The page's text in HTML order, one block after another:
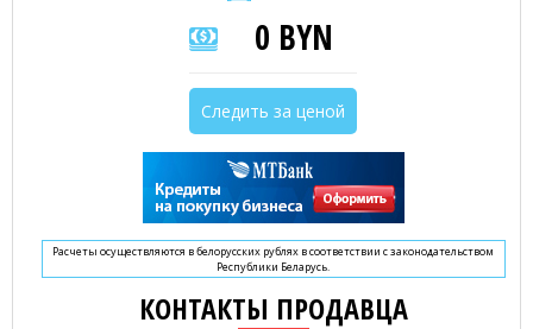
0 BYN
Следить за ценой
Расчеты осуществляются в белорусских рублях в соответствии с законодательством
Республики Беларусь.
КОНТАКТЫ ПРОДАВЦА